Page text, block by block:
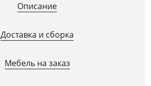
Описание
Доставка и сборка
Мебель на заказ